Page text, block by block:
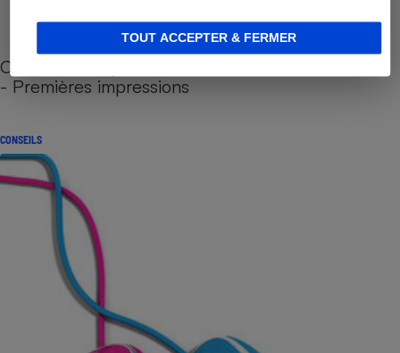
TOUT ACCEPTER & FERMER
Cafetière à capsules zéro déchet CoffeeB (vidéo)
- Premières impressions
CONSEILS